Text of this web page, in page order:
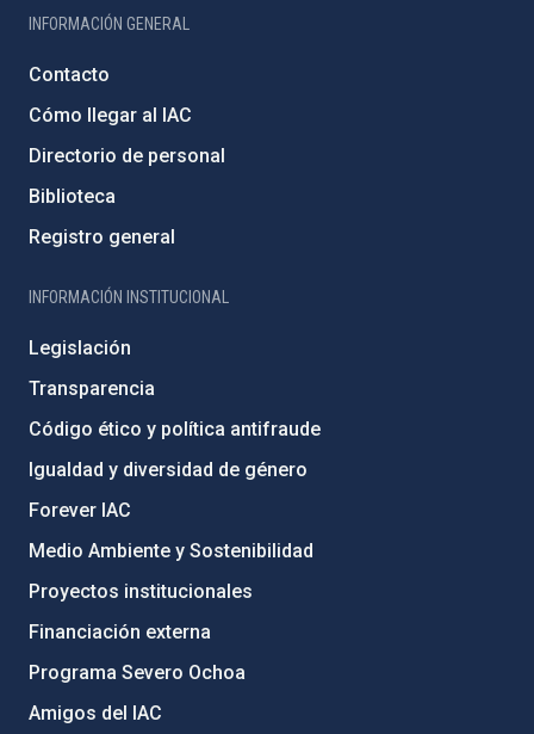
INFORMACIÓN GENERAL
Contacto
Cómo llegar al IAC
Directorio de personal
Biblioteca
Registro general
INFORMACIÓN INSTITUCIONAL
Legislación
Transparencia
Código ético y política antifraude
Igualdad y diversidad de género
Forever IAC
Medio Ambiente y Sostenibilidad
Proyectos institucionales
Financiación externa
Programa Severo Ochoa
Amigos del IAC